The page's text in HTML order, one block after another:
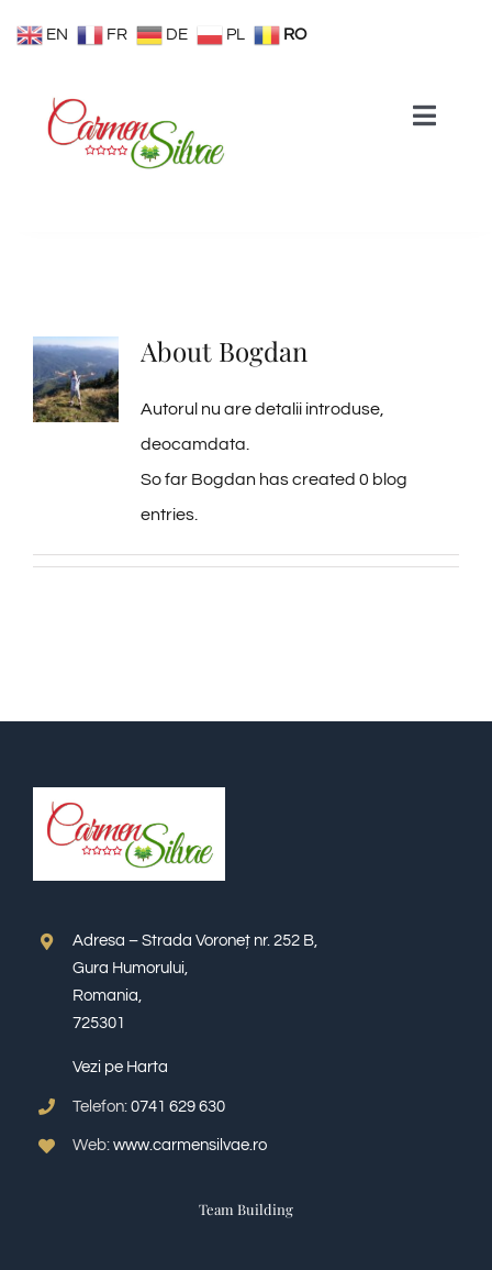
Toggle
Team Building
Camere >
#Bucovina
About Bogdan
Autorul nu are detalii introduse,
deocamdata.
So far Bogdan has created 0 blog
entries.
Adresa – Strada Voroneț nr. 252 B,
Gura Humorului,
Romania,
725301
Vezi pe Harta
Telefon: 0741 629 630
Web: www.carmensilvae.ro
Team Building
EN FR DE PL RO